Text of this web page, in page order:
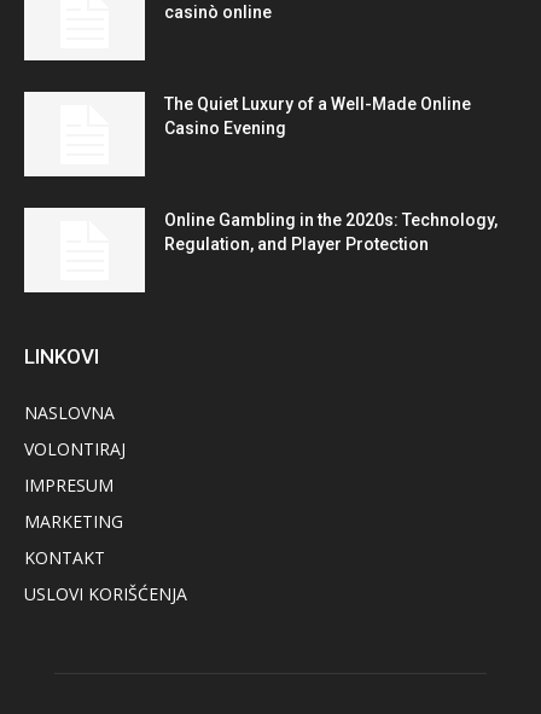
casinò online
The Quiet Luxury of a Well-Made Online
Casino Evening
Online Gambling in the 2020s: Technology,
Regulation, and Player Protection
LINKOVI
NASLOVNA
VOLONTIRAJ
IMPRESUM
MARKETING
KONTAKT
USLOVI KORIŠĆENJA